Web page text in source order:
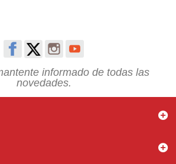
informado de todas las
novedades.